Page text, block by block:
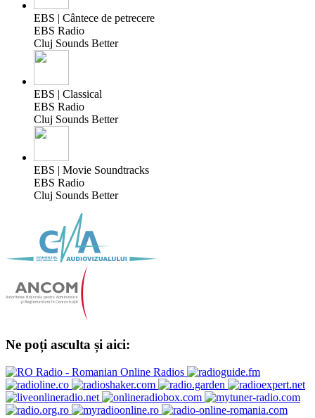
EBS | Cântece de petrecere
EBS Radio
Cluj Sounds Better
EBS | Classical
EBS Radio
Cluj Sounds Better
EBS | Movie Soundtracks
EBS Radio
Cluj Sounds Better
Ne poți asculta și aici: